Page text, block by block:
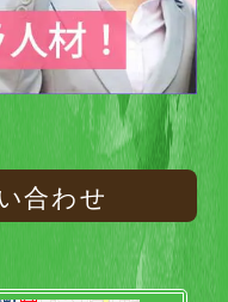
合わせ